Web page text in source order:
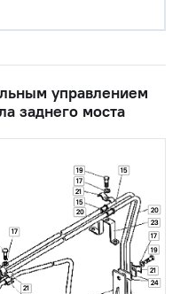
управлением
заднего моста
15
15
17
17
17
19
19
20 20
21
21
21
23
24